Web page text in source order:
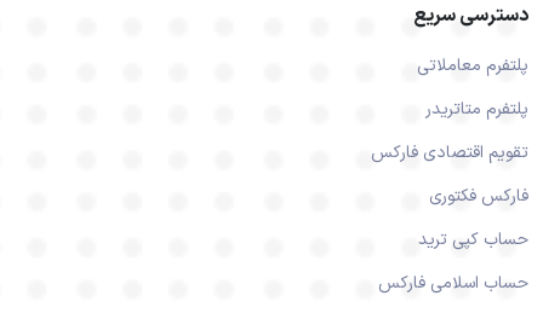
دسترسی سریع
پلتفرم معاملاتی
پلتفرم متاتریدر
تقویم اقتصادی فارکس
فارکس فکتوری
حساب کپی ترید
حساب اسلامی فارکس